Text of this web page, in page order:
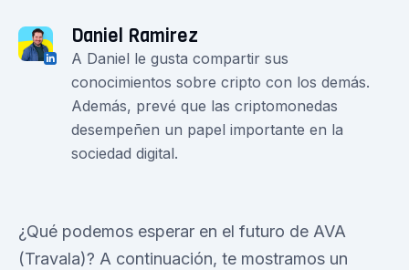
Daniel Ramirez
A Daniel le gusta compartir sus
conocimientos sobre cripto con los demás.
Además, prevé que las criptomonedas
desempeñen un papel importante en la
sociedad digital.
¿Qué podemos esperar en el futuro de AVA
(Travala)? A continuación, te mostramos un